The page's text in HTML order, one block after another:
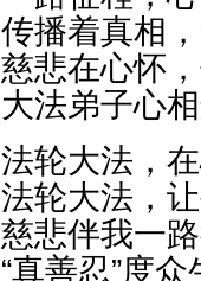
传播着真相
慈悲在心怀
大法弟子心
法轮大法，
法轮大法，
慈悲伴我一
“真善忍”度